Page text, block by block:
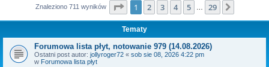
Znaleziono 711 wyników Strona1 z29
1 2 3 4 5 29
Tematy
Forumowa lista płyt, notowanie 979 (14.08.2026)
Ostatni post autor: jollyroger72 « sob sie 08, 2026 4:22 pm
w Forumowa lista płyt